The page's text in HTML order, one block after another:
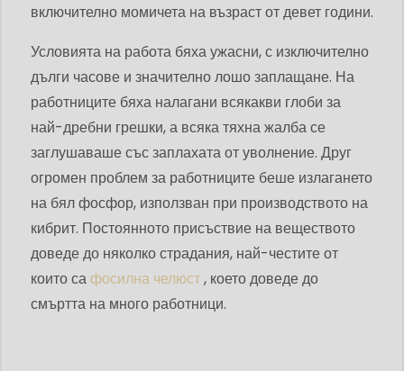
включително момичета на възраст от девет години.
Условията на работа бяха ужасни, с изключително
дълги часове и значително лошо заплащане. На
работниците бяха налагани всякакви глоби за
най-дребни грешки, а всяка тяхна жалба се
заглушаваше със заплахата от уволнение. Друг
огромен проблем за работниците беше излагането
на бял фосфор, използван при производството на
кибрит. Постоянното присъствие на веществото
доведе до няколко страдания, най-честите от
които сафосилна челюст, което доведе до
смъртта на много работници.